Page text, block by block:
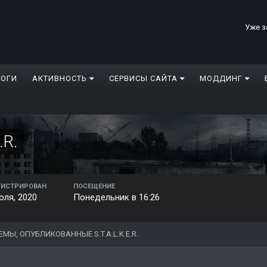
Уже
АКТИВНОСТЬ СЕРВИСЫ САЙТА МОДДИНГ
2020
ПОСЕЩЕНИЕ
Понедельник в 16:26
ОПУБЛИКОВАННЫЕ S.T.A.L.K.E.R.